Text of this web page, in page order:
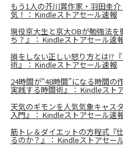
もう1人の芥川賞作家・羽田圭
気！： Kindleストアセール速報
現役京大生と京大OBが勉強法
ち？』： Kindleストアセール速
損をしない正しい怒り方とは!?
術』： Kindleストアセール速報
24時間が“48時間”になる時間の
実践する時間術』： Kindleスト
天気のギモンを人気気象キャス
入門』： Kindleストアセール速
筋トレ＆ダイエットの方程式『
るのか？』： Kindleストアセー